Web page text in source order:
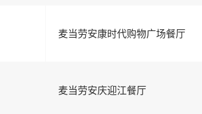
麦当劳安康时代购物广场餐厅
麦当劳安庆迎江餐厅